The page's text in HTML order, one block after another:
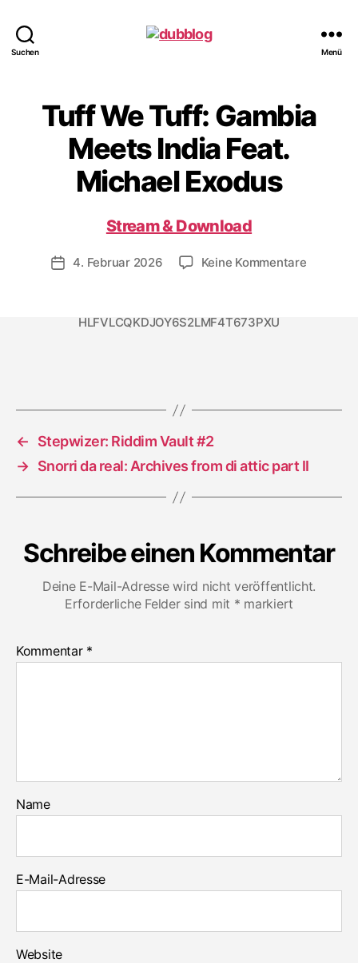
Suchen Menü
Tuff We Tuff: Gambia
Meets India Feat.
Michael Exodus
Stream & Download
Veröffentlichungsdatum
4. Februar 2026 Keine Kommentarezu
HLFVLCQKDJOY6S2LMF4T673PXU
←
Stepwizer: Riddim Vault #2
→ Snorri da real: Archives from di attic part II
Schreibe einen Kommentar
Deine E-Mail-Adresse wird nicht veröffentlicht.
Erforderliche Felder sind mit * markiert
Kommentar *
Name
E-Mail-Adresse
Website